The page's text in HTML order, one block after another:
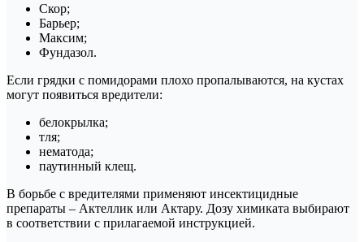
Скор;
Барьер;
Максим;
Фундазол.
Если грядки с помидорами плохо пропалываются, на кустах
могут появиться вредители:
белокрылка;
тля;
нематода;
паутинный клещ.
В борьбе с вредителями применяют инсектицидные
препараты – Актеллик или Актару. Дозу химиката выбирают
в соответствии с прилагаемой инструкцией.